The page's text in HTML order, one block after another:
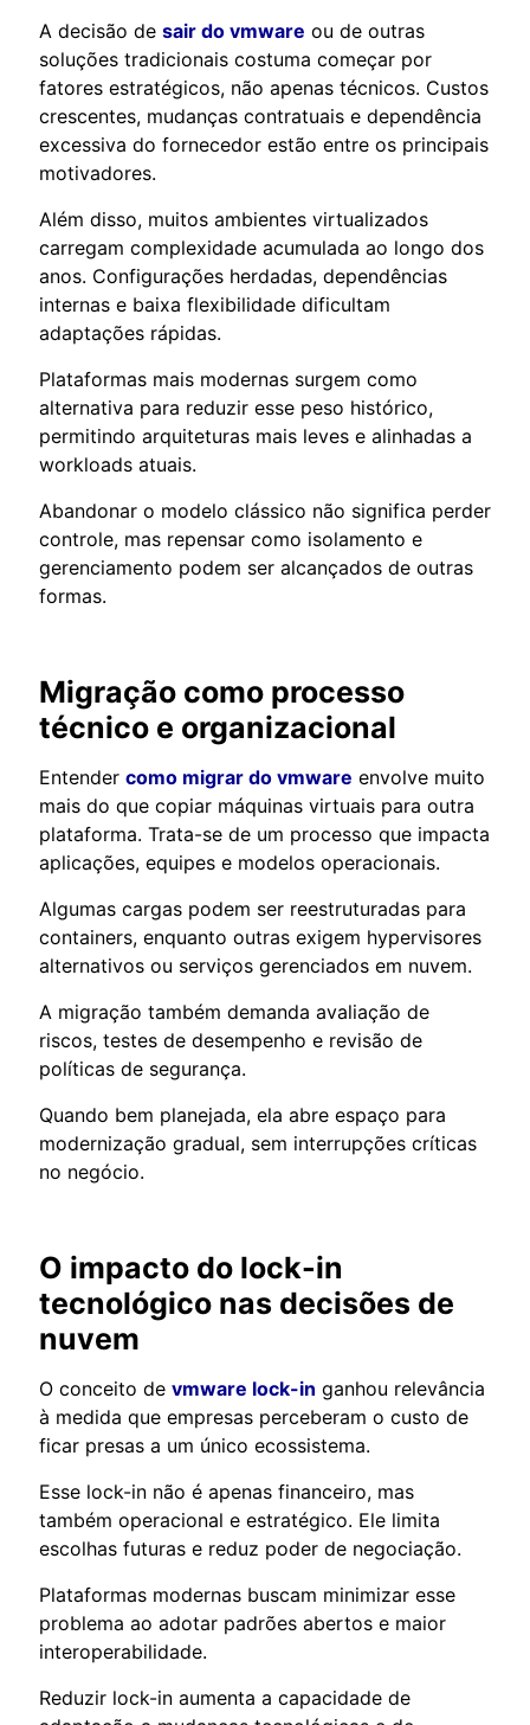
A decisão de sair do vmware ou de outras
soluções tradicionais costuma começar por
fatores estratégicos, não apenas técnicos. Custos
crescentes, mudanças contratuais e dependência
excessiva do fornecedor estão entre os principais
motivadores.
Além disso, muitos ambientes virtualizados
carregam complexidade acumulada ao longo dos
anos. Configurações herdadas, dependências
internas e baixa flexibilidade dificultam
adaptações rápidas.
Plataformas mais modernas surgem como
alternativa para reduzir esse peso histórico,
permitindo arquiteturas mais leves e alinhadas a
workloads atuais.
Abandonar o modelo clássico não significa perder
controle, mas repensar como isolamento e
gerenciamento podem ser alcançados de outras
formas.
Migração como processo
técnico e organizacional
Entender como migrar do vmware envolve muito
mais do que copiar máquinas virtuais para outra
plataforma. Trata-se de um processo que impacta
aplicações, equipes e modelos operacionais.
Algumas cargas podem ser reestruturadas para
containers, enquanto outras exigem hypervisores
alternativos ou serviços gerenciados em nuvem.
A migração também demanda avaliação de
riscos, testes de desempenho e revisão de
políticas de segurança.
Quando bem planejada, ela abre espaço para
modernização gradual, sem interrupções críticas
no negócio.
O impacto do lock-in
tecnológico nas decisões de
nuvem
O conceito de vmware lock-in ganhou relevância
à medida que empresas perceberam o custo de
ficar presas a um único ecossistema.
Esse lock-in não é apenas financeiro, mas
também operacional e estratégico. Ele limita
escolhas futuras e reduz poder de negociação.
Plataformas modernas buscam minimizar esse
problema ao adotar padrões abertos e maior
interoperabilidade.
Reduzir lock-in aumenta a capacidade de